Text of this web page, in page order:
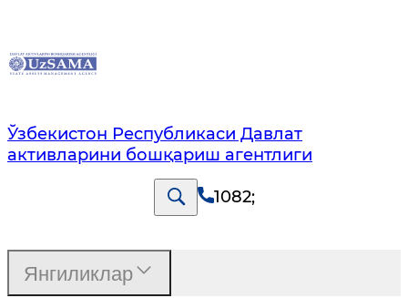
Ўзбекистон Республикаси Давлат
активларини бошқариш агентлиги
1082;
Янгиликлар